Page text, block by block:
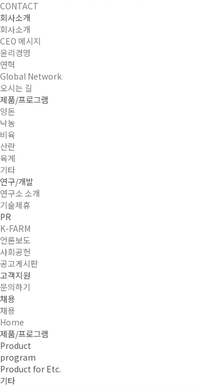
CONTACT
회사소개
회사소개
CEO 메시지
윤리경영
연혁
Global Network
오시는 길
제품/프로그램
양돈
낙농
비육
산란
육계
기타
연구/개발
연구소 소개
기술제휴
PR
K-FARM
언론보도
사회공헌
공고게시판
고객지원
문의하기
채용
채용
Home
제품/프로그램
Product
program
Product for Etc.
기타